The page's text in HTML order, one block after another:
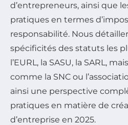
d’entrepreneurs, ainsi que
pratiques en termes
responsabilité. Nous
spécificités des statuts les
l’EURL, la SASU, la SARL,
comme la SNC ou
ainsi une perspective
pratiques en matière de
d’entreprise en 2025.